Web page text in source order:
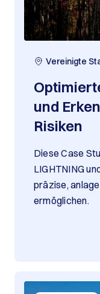
Vereinigte
und
Risiken
Diese Case
LIGHTNING
präzise,
ermöglichen.